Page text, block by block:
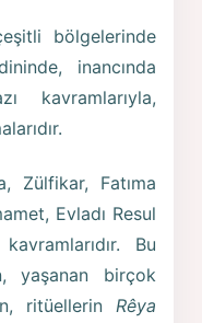
bölgelerinde
inancında
kavramlarıyla,
Zülfikar, Fatıma
Evladı Resul
Bu
yaşanan birçok
ritüellerin Rêya